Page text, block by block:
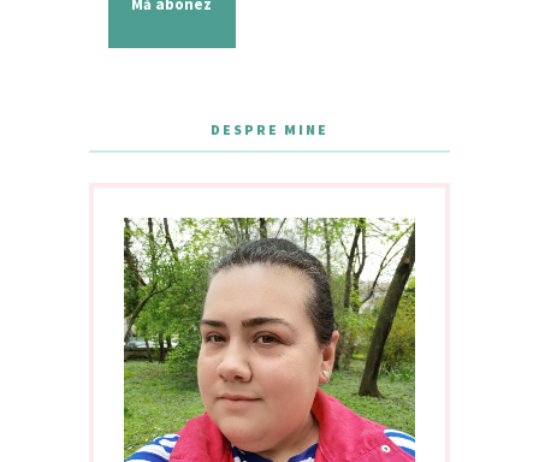
Mă abonez
DESPRE MINE